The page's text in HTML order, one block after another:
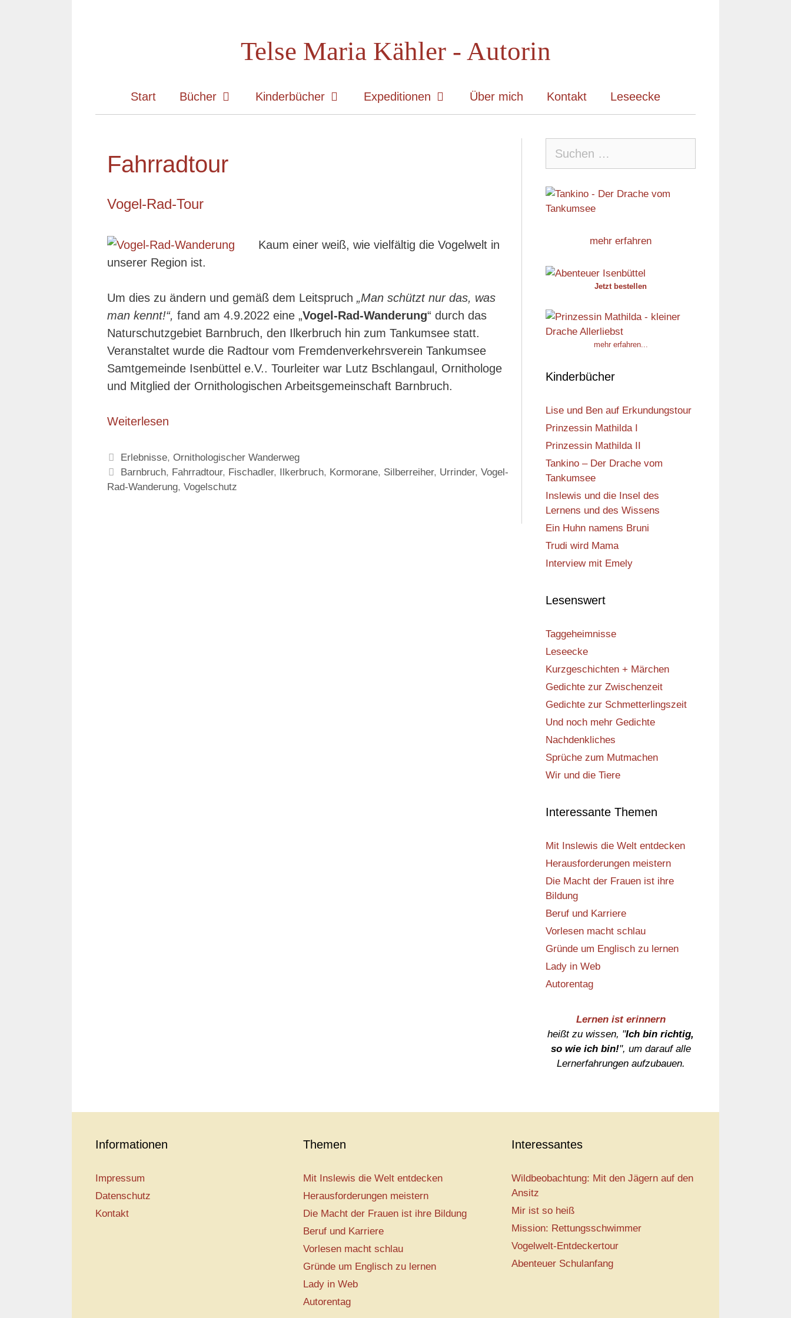
Telse Maria Kähler - Autorin
Start Bücher Kinderbücher Expeditionen Über mich Kontakt Leseecke
Fahrradtour
Vogel-Rad-Tour
Kaum einer weiß, wie vielfältig die Vogelwelt in
unserer Region ist.
Um dies zu ändern und gemäß dem Leitspruch „Man schützt nur das, was
man kennt!“, fand am 4.9.2022 eine „Vogel-Rad-Wanderung“ durch das
Naturschutzgebiet Barnbruch, den Ilkerbruch hin zum Tankumsee statt.
Veranstaltet wurde die Radtour vom Fremdenverkehrsverein Tankumsee
Samtgemeinde Isenbüttel e.V.. Tourleiter war Lutz Bschlangaul, Ornithologe
und Mitglied der Ornithologischen Arbeitsgemeinschaft Barnbruch.
Weiterlesen
Kategorien
Erlebnisse,Ornithologischer Wanderweg
Schlagwörter
Barnbruch, Fahrradtour, Fischadler, Ilkerbruch, Kormorane, Silberreiher, Urrinder,Vogel-
Rad-Wanderung, Vogelschutz
nach:
mehr erfahren
Jetzt bestellen
mehr erfahren...
Kinderbücher
Lise und Ben auf Erkundungstour
Prinzessin Mathilda I
Prinzessin Mathilda II
Tankino – Der Drache vom
Tankumsee
Inslewis und die Insel des
Lernens und des Wissens
Ein Huhn namens Bruni
Trudi wird Mama
Interview mit Emely
Lesenswert
Taggeheimnisse
Leseecke
Kurzgeschichten + Märchen
Gedichte zur Zwischenzeit
Gedichte zur Schmetterlingszeit
Und noch mehr Gedichte
Nachdenkliches
Sprüche zum Mutmachen
Wir und die Tiere
Interessante Themen
Mit Inslewis die Welt entdecken
Herausforderungen meistern
Die Macht der Frauen ist ihre
Bildung
Beruf und Karriere
Vorlesen macht schlau
Gründe um Englisch zu lernen
Lady in Web
Autorentag
Lernen ist erinnern
heißt zu wissen, "Ich bin richtig,
so wie ich bin!", um darauf alle
Lernerfahrungen aufzubauen.
Informationen
Impressum
Datenschutz
Kontakt
Themen
Mit Inslewis die Welt entdecken
Herausforderungen meistern
Die Macht der Frauen ist ihre Bildung
Beruf und Karriere
Vorlesen macht schlau
Gründe um Englisch zu lernen
Lady in Web
Autorentag
Interessantes
Wildbeobachtung: Mit den Jägern auf den
Ansitz
Mir ist so heiß
Mission: Rettungsschwimmer
Vogelwelt-Entdeckertour
Abenteuer Schulanfang